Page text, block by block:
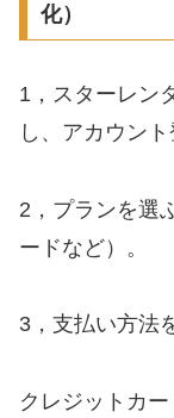
化）
1，スターレン
し、アカウント
2，プランを選
ードなど）。
3，支払い方法
クレジットカ